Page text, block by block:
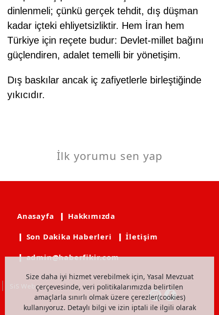
dinlenmeli; çünkü gerçek tehdit, dış düşman
kadar içteki ehliyetsizliktir. Hem İran hem
Türkiye için reçete budur: Devlet-millet bağını
güçlendiren, adalet temelli bir yönetişim.
Dış baskılar ancak iç zafiyetlerle birleştiğinde
yıkıcıdır.
İlk yorumu sen yap
Size daha iyi hizmet verebilmek için, Yasal Mevzuat
çerçevesinde, veri politikalarımızda belirtilen
amaçlarla sınırlı olmak üzere çerezler(cookies)
kullanıyoruz. Detaylı bilgi ve izin iptali ile ilgili olarak
Anasayfa ❙ Hakkımızda
❙ Son Dakika Haberleri ❙ İletişim
❙ admin@haberfikir.com
SiS Web